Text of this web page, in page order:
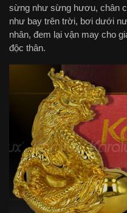
sừng như sừng hươu, chân
như bay trên trời, bơi dưới
nhân, đem lại vận may cho
độc thân.